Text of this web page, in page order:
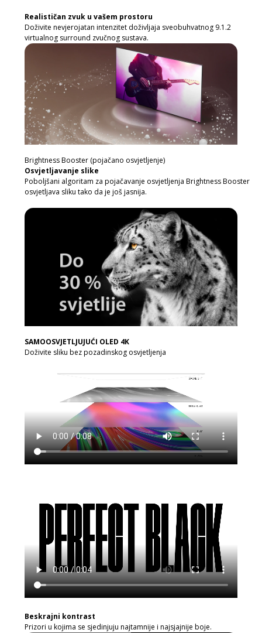
Realističan zvuk u vašem prostoru
Doživite nevjerojatan intenzitet doživljaja sveobuhvatnog 9.1.2
virtualnog surround zvučnog sustava.
Brightness Booster (pojačano osvjetljenje)
Osvjetljavanje slike
Poboljšani algoritam za pojačavanje osvjetljenja Brightness Booster
osvjetljava sliku tako da je još jasnija.
SAMOOSVJETLJUJUĆI OLED 4K
Doživite sliku bez pozadinskog osvjetljenja
Beskrajni kontrast
Prizori u kojima se sjedinjuju najtamnije i najsjajnije boje.